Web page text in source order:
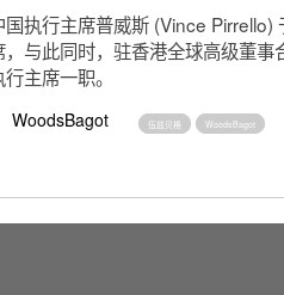
国执行主席普威斯 (Vince
，与此同时，驻香港全球高级董
主席一职。
WoodsBagot 伍兹贝格 WoodsBagot